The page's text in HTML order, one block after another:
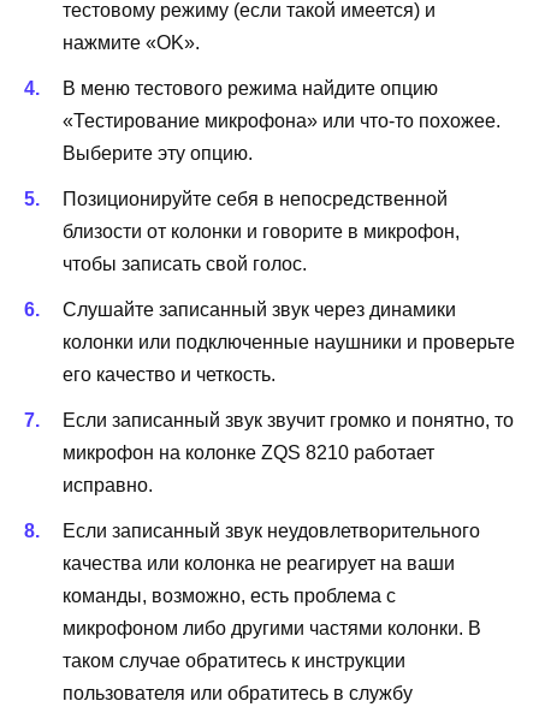
тестовому режиму (если такой имеется) и
нажмите «OK».
В меню тестового режима найдите опцию
«Тестирование микрофона» или что-то похожее.
Выберите эту опцию.
Позиционируйте себя в непосредственной
близости от колонки и говорите в микрофон,
чтобы записать свой голос.
Слушайте записанный звук через динамики
колонки или подключенные наушники и проверьте
его качество и четкость.
Если записанный звук звучит громко и понятно, то
микрофон на колонке ZQS 8210 работает
исправно.
Если записанный звук неудовлетворительного
качества или колонка не реагирует на ваши
команды, возможно, есть проблема с
микрофоном либо другими частями колонки. В
таком случае обратитесь к инструкции
пользователя или обратитесь в службу